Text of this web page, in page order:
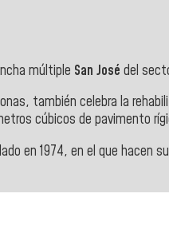
múltiple San José del
también celebra la
cúbicos de pavimento
en 1974, en el que